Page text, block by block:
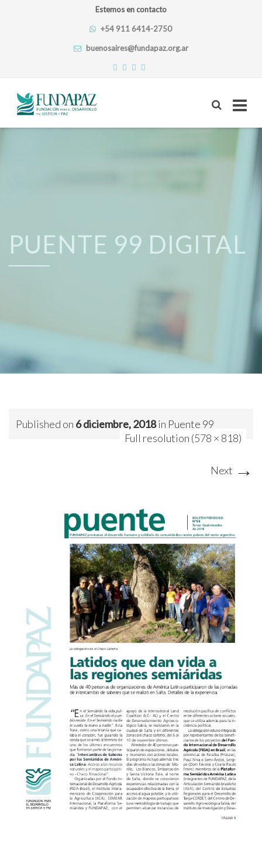
Estemos en contacto
+54 911 6414-2750
buenosaires@fundapaz.org.ar
Skip
PUENTE 99 DIGITAL
Published on 6 diciembre, 2018in Puente 99
Full resolution (578 × 818)
Next →